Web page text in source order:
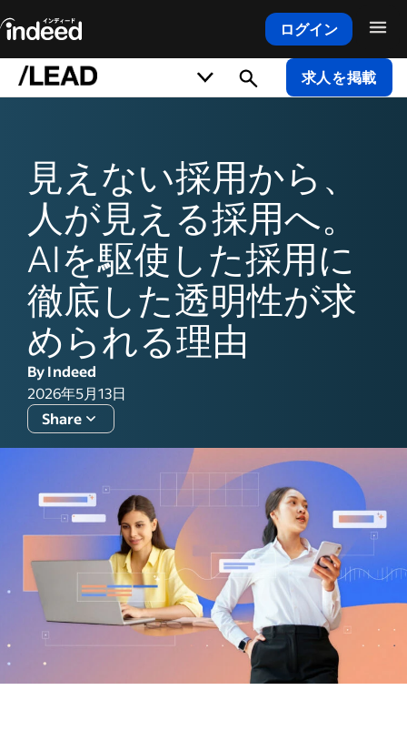
ログイン
メインコンテンツの開始 求人を掲載
見えない採用から、
人が見える採用へ。
AIを駆使した採用に
徹底した透明性が求
められる理由
By Indeed
2026年5月13日
Share